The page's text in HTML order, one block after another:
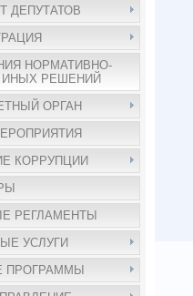
ДЕПУТАТОВ
НОРМАТИВНО-
ИНЫХ РЕШЕНИЙ
ОРГАН
КОРРУПЦИИ
РЕГЛАМЕНТЫ
УСЛУГИ
ПРОГРАММЫ